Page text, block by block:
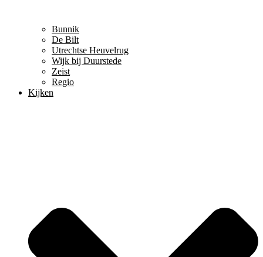
Bunnik
De Bilt
Utrechtse Heuvelrug
Wijk bij Duurstede
Zeist
Regio
Kijken